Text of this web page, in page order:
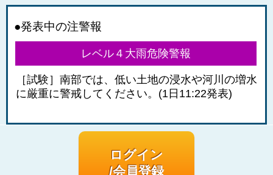
●発表中の注警報
レベル４大雨危険警報
［試験］南部では、低い土地の浸水や河川の増水
に厳重に警戒してください。(1日11:22発表)
ログイン
/会員登録